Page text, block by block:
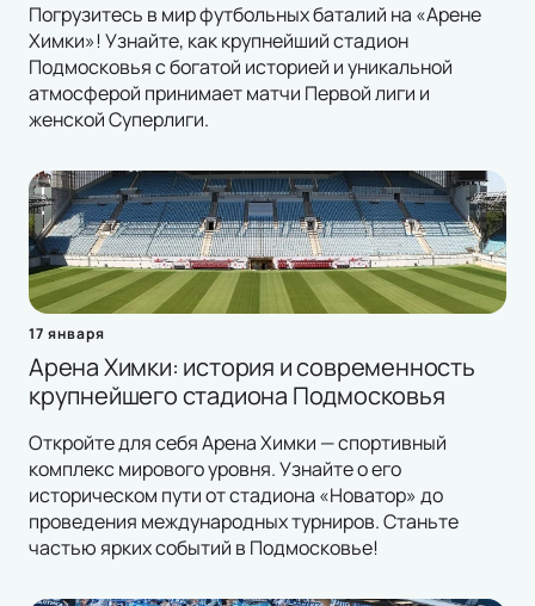
Погрузитесь в мир футбольных баталий на «Арене
Химки»! Узнайте, как крупнейший стадион
Подмосковья с богатой историей и уникальной
атмосферой принимает матчи Первой лиги и
женской Суперлиги.
17 января
Арена Химки: история и современность
крупнейшего стадиона Подмосковья
Откройте для себя Арена Химки — спортивный
комплекс мирового уровня. Узнайте о его
историческом пути от стадиона «Новатор» до
проведения международных турниров. Станьте
частью ярких событий в Подмосковье!